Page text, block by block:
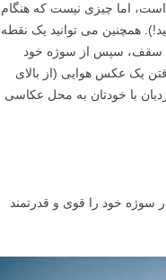
اما چیزی نیست که هنگام
همچنین می توانید یک نقطه
یک سقف، سپس از سوژه خود
یک عکس هوایی (از بالای
با خودتان به محل عکاسی
سوژه خود را قوی و قدرتمند